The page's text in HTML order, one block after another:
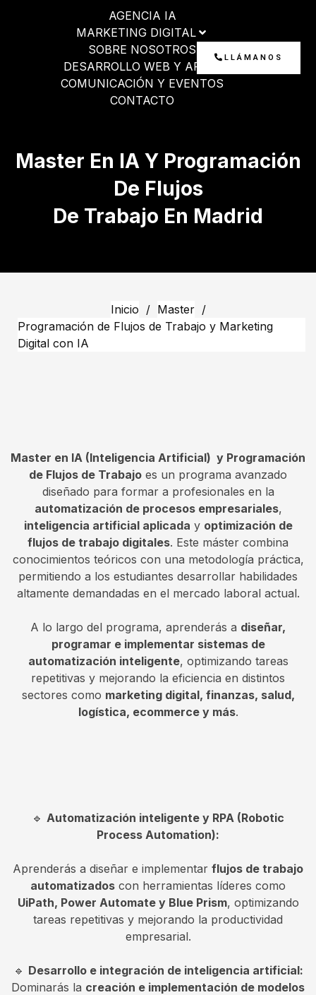
AGENCIA IA
MARKETING DIGITAL
SOBRE NOSOTROS
DESARROLLO WEB Y APP
COMUNICACIÓN Y EVENTOS
CONTACTO
LLÁMANOS
Master En IA Y Programación
De Flujos
De Trabajo En Madrid
Inicio / Master /
Programación de Flujos de Trabajo y Marketing
Digital con IA
Master en IA (Inteligencia Artificial) y Programación
de Flujos de Trabajo es un programa avanzado
diseñado para formar a profesionales en la
automatización de procesos empresariales,
inteligencia artificial aplicada y optimización de
flujos de trabajo digitales. Este máster combina
conocimientos teóricos con una metodología práctica,
permitiendo a los estudiantes desarrollar habilidades
altamente demandadas en el mercado laboral actual.
A lo largo del programa, aprenderás a diseñar,
programar e implementar sistemas de
automatización inteligente, optimizando tareas
repetitivas y mejorando la eficiencia en distintos
sectores como marketing digital, finanzas, salud,
logística, ecommerce y más.
🔹 Automatización inteligente y RPA (Robotic
Process Automation):
Aprenderás a diseñar e implementar flujos de trabajo
automatizados con herramientas líderes como
UiPath, Power Automate y Blue Prism, optimizando
tareas repetitivas y mejorando la productividad
empresarial.
🔹 Desarrollo e integración de inteligencia artificial:
Dominarás la creación e implementación de modelos